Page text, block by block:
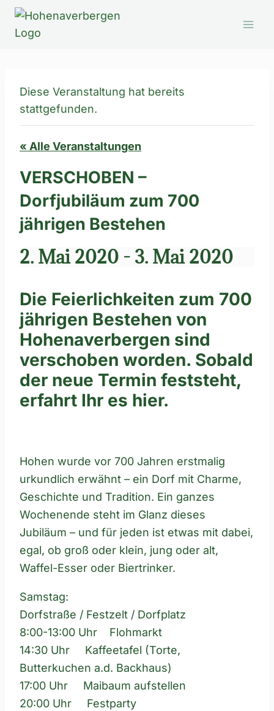
Zum
springen
Diese Veranstaltung hat bereits
stattgefunden.
« Alle Veranstaltungen
VERSCHOBEN –
Dorfjubiläum zum 700
jährigen Bestehen
2. Mai 2020 - 3. Mai 2020
Die Feierlichkeiten zum 700
jährigen Bestehen von
Hohenaverbergen sind
verschoben worden. Sobald
der neue Termin feststeht,
erfahrt Ihr es hier.
Hohen wurde vor 700 Jahren erstmalig
urkundlich erwähnt – ein Dorf mit Charme,
Geschichte und Tradition. Ein ganzes
Wochenende steht im Glanz dieses
Jubiläum – und für jeden ist etwas mit dabei,
egal, ob groß oder klein, jung oder alt,
Waffel-Esser oder Biertrinker.
Samstag:
Dorfstraße / Festzelt / Dorfplatz
8:00-13:00 Uhr Flohmarkt
14:30 Uhr Kaffeetafel (Torte,
Butterkuchen a.d. Backhaus)
17:00 Uhr Maibaum aufstellen
20:00 Uhr Festparty